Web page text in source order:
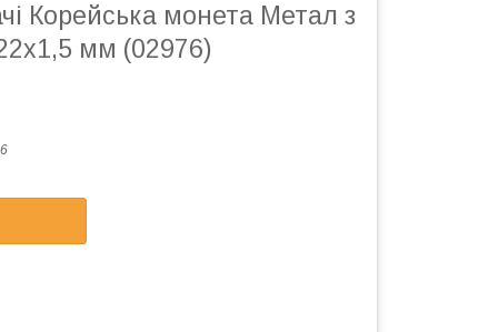
Корейська монета Метал з
мм (02976)